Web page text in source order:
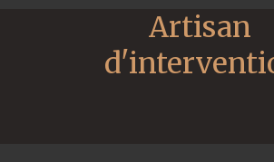
Artisan